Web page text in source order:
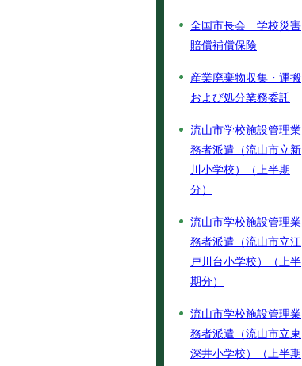
全国市長会 学校災害
賠償補償保険
産業廃棄物収集・運搬
および処分業務委託
流山市学校施設管理業
務者派遣（流山市立新
川小学校）（上半期
分）
流山市学校施設管理業
務者派遣（流山市立江
戸川台小学校）（上半
期分）
流山市学校施設管理業
務者派遣（流山市立東
深井小学校）（上半期